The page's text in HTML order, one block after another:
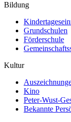
Bildung
Grundschulen
Förderschule
Kultur
Kino
Peter-Wust-
Bekannte